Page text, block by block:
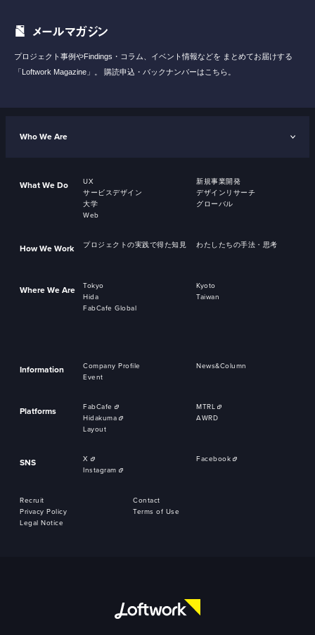
メールマガジン
プロジェクト事例やFindings・コラム、イベント情報などを まとめてお届けする
「Loftwork Magazine」。
購読申込・バックナンバーはこちら。
Who We Are
What We Do UX
新規事業開発
サービスデザイン
デザインリサーチ
大学
グローバル
Web
How We Work プロジェクトの実践で得た知見 わたしたちの手法・思考
Where We Are Tokyo
Kyoto
Hida
Taiwan
FabCafe Global
Information Company Profile
News&Column
Event
Platforms FabCafe
MTRL
Hidakuma
AWRD
Layout
SNS X
Facebook
Instagram
Recruit
Contact
Privacy Policy
Terms of Use
Legal Notice